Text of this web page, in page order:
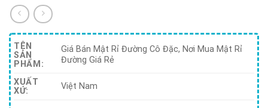
TÊN
SẢN
PHẨM:
Giá Bán Mật Rỉ Đường Cô Đặc, Nơi Mua Mật Rỉ
Đường Giá Rẻ
XUẤT
XỨ:
Việt Nam